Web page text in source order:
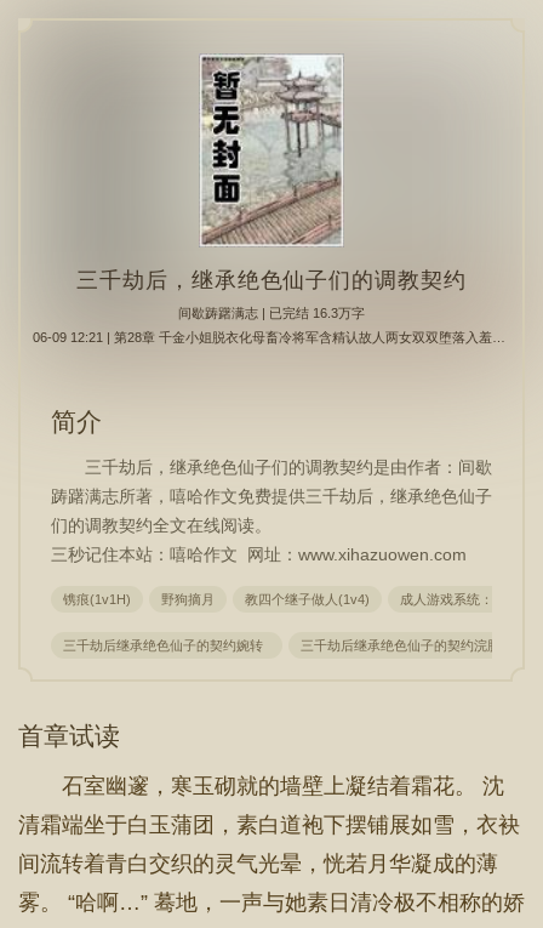
三千劫后，继承绝色仙子们的调教契约
间歇踌躇满志 | 已完结 16.3万字
简介
三千劫后，继承绝色仙子们的调教契约是由作者：间歇
踌躇满志所著，嘻哈作文免费提供三千劫后，继承绝色仙子
们的调教契约全文在线阅读。
三秒记住本站：嘻哈作文 网址：www.xihazuowen.com
镌痕(1v1H) 野狗摘月 教四个继子做人(1v4) 成人游戏系统：娱乐圈
三千劫后继承绝色仙子的契约婉转 三千劫后继承绝色仙子的契约浣肠
首章试读
石室幽邃，寒玉砌就的墙壁上凝结着霜花。 沈
清霜端坐于白玉蒲团，素白道袍下摆铺展如雪，衣袂
间流转着青白交织的灵气光晕，恍若月华凝成的薄
雾。 “哈啊…” 蓦地，一声与她素日清冷极不相称的娇